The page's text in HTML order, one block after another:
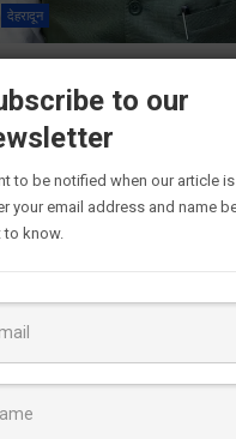
देहरादून
प्रदान की विभिन्न विकास
स्वीकृति
ago Viri Gairola
देहरादून
to our
to be notified when our article
your email address and name
to know.